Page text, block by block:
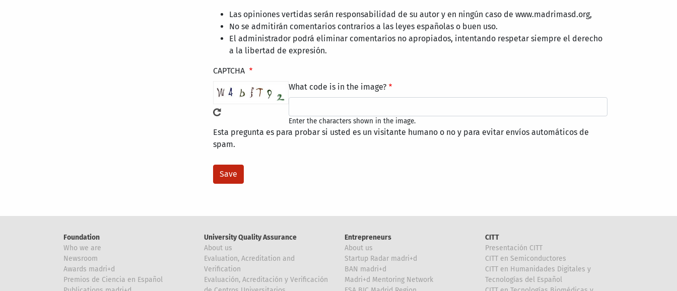
Las opiniones vertidas serán responsabilidad de su autor y en ningún caso de www.madrimasd.org,
No se admitirán comentarios contrarios a las leyes españolas o buen uso.
El administrador podrá eliminar comentarios no apropiados, intentando respetar siempre el derecho
a la libertad de expresión.
CAPTCHA
What code is in the image?
Enter the characters shown in the image.
Esta pregunta es para probar si usted es un visitante humano o no y para evitar envíos automáticos de
spam.
Foundation
Who we are
Newsroom
Awards madri+d
Premios de Ciencia en Español
University Quality Assurance
About us
Evaluation, Acreditation and
Verification
Evaluación, Acreditación y Verificación
Entrepreneurs
About us
Startup Radar madri+d
BAN madri+d
Madri+d Mentoring Network
CITT
Presentación CITT
CITT en Semiconductores
CITT en Humanidades Digitales y
Tecnologías del Español